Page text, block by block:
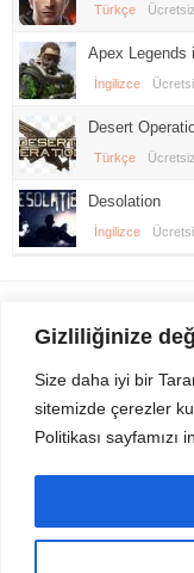
Gizliliğinize
Size daha iyi bir
sitemizde çerezler
Politikası sayfamızı
Türkçe Ücretsiz
Apex Legends
İngilizce
Desert
Türkçe Ücretsiz
Desolation
İngilizce
Gezi Seyahat indirvip apk
Sitemizden Son sürüm
Dosyalarını indirip